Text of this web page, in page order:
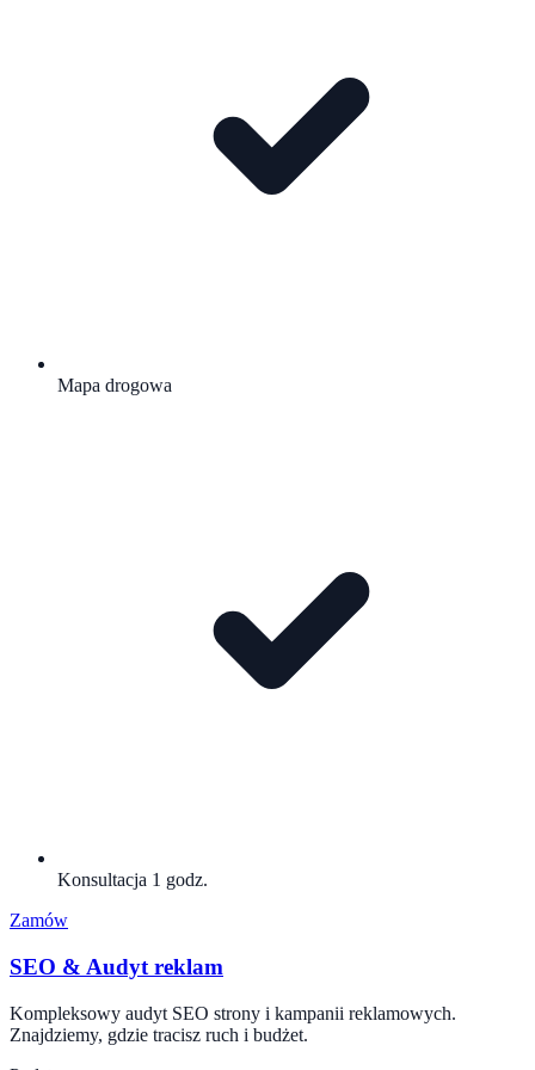
Mapa drogowa
Konsultacja 1 godz.
Zamów
SEO & Audyt reklam
Kompleksowy audyt SEO strony i kampanii reklamowych.
Znajdziemy, gdzie tracisz ruch i budżet.